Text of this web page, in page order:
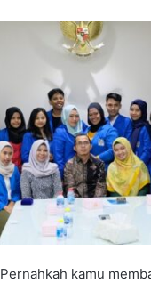
m
a
i
l
Pernahkah kamu